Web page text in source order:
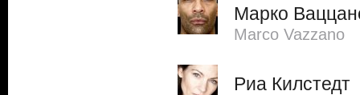
Марко
Marco Vazzano
Риа Килстедт